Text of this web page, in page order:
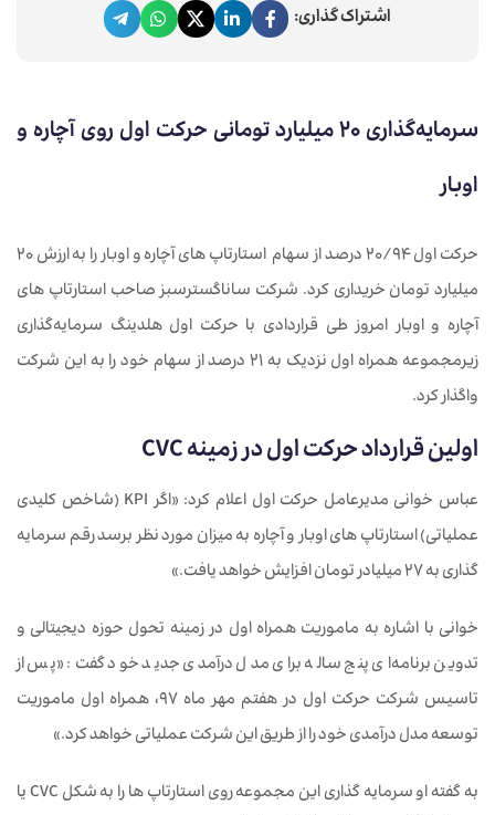
اشتراک گذاری:
سرمایه‌گذاری ۲۰ میلیارد تومانی حرکت اول روی آچاره و
اوبار
حرکت اول ۲۰/۹۴ درصد از سهام استارتاپ های آچاره و اوبار را به ارزش ۲۰
میلیارد تومان خریداری کرد. شرکت ساناگسترسبز صاحب استارتاپ های
آچاره و اوبار امروز طی قراردادی با حرکت اول هلدینگ سرمایه‌گذاری
زیرمجموعه همراه اول نزدیک به ۲۱ درصد از سهام خود را به این شرکت
واگذار کرد.
اولین قرارداد حرکت اول در زمینه CVC
عباس خوانی مدیرعامل حرکت اول اعلام کرد: «اگر KPI (شاخص کلیدی
عملیاتی) استارتاپ های اوبار و آچاره به میزان مورد نظر برسد رقم سرمایه
گذاری به ۲۷ میلیادر تومان افزایش خواهد یافت.»
خوانی با اشاره به ماموریت همراه اول در زمینه تحول حوزه دیجیتالی و
تدوین برنامه‌ای پنج ساله برای مدل درآمدی جدید خود گفت: «پس از
تاسیس شرکت حرکت اول در هفتم مهر ماه ۹۷، همراه اول ماموریت
توسعه مدل درآمدی خود را از طریق این شرکت عملیاتی خواهد کرد.»
به گفته او سرمایه گذاری این مجموعه روی استارتاپ ها را به شکل CVC یا